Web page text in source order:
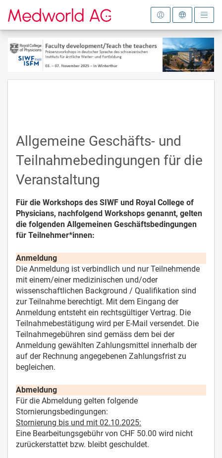
Zur Startseite
Allgemeine Geschäfts- und
Teilnahmebedingungen für die
Veranstaltung
Für die Workshops des SIWF und Royal College of
Physicians, nachfolgend Workshops genannt, gelten
die folgenden Allgemeinen Geschäftsbedingungen
für Teilnehmer*innen:
Anmeldung
Die Anmeldung ist verbindlich und nur Teilnehmende
mit einem/einer medizinischen und/oder
wissenschaftlichen Background / Qualifikation sind
zur Teilnahme berechtigt. Mit dem Eingang der
Anmeldung entsteht ein rechtsgültiger Vertrag. Die
Teilnahmebestätigung wird per E-Mail versendet. Die
Teilnahmegebühren sind gemäss dem bei der
Anmeldung gewählten Zahlungsmittel innerhalb der
auf der Rechnung angegebenen Zahlungsfrist zu
begleichen.
Abmeldung
Für die Abmeldung gelten folgende
Stornierungsbedingungen:
Stornierung bis und mit 02.10.2025:
Eine Bearbeitungsgebühr von CHF 50.00 wird nicht
zurückerstattet bzw. bleibt geschuldet.